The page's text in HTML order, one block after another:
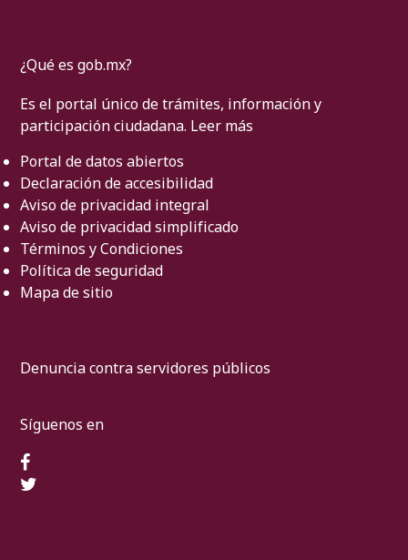
¿Qué es gob.mx?
Es el portal único de trámites, información y
participación ciudadana. Leer más
Portal de datos abiertos
Declaración de accesibilidad
Aviso de privacidad integral
Aviso de privacidad simplificado
Términos y Condiciones
Política de seguridad
Mapa de sitio
Denuncia contra servidores públicos
Síguenos en